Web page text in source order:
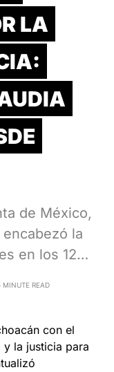
LA
de México,
la
en los 12…
MINUTE READ
con el
la justicia para